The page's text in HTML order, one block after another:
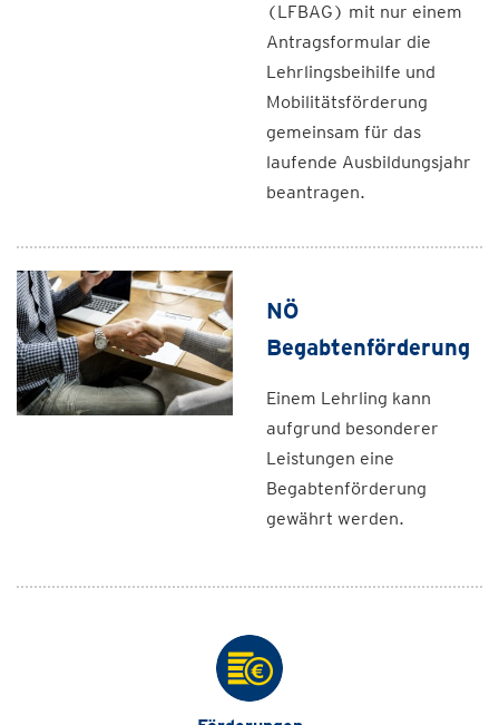
(LFBAG) mit nur einem
Antragsformular die
Lehrlingsbeihilfe und
Mobilitätsförderung
gemeinsam für das
laufende Ausbildungsjahr
beantragen.
NÖ
Begabtenförderung
Einem Lehrling kann
aufgrund besonderer
Leistungen eine
Begabtenförderung
gewährt werden.